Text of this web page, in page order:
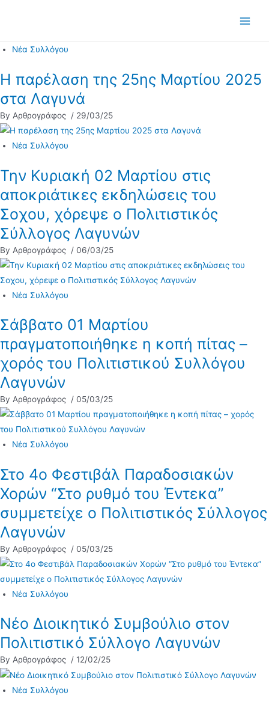
Νέα Συλλόγου
Η παρέλαση της 25ης Μαρτίου 2025
στα Λαγυνά
By Αρθρογράφος / 29/03/25
Νέα Συλλόγου
Την Κυριακή 02 Μαρτίου στις
αποκριάτικες εκδηλώσεις του
Σοχου, χόρεψε ο Πολιτιστικός
Σύλλογος Λαγυνών
By Αρθρογράφος / 06/03/25
Νέα Συλλόγου
Σάββατο 01 Μαρτίου
πραγματοποιήθηκε η κοπή πίτας –
χορός του Πολιτιστικού Συλλόγου
Λαγυνών
By Αρθρογράφος / 05/03/25
Νέα Συλλόγου
Στο 4ο Φεστιβάλ Παραδοσιακών
Χορών “Στο ρυθμό του Έντεκα”
συμμετείχε ο Πολιτιστικός Σύλλογος
Λαγυνών
By Αρθρογράφος / 05/03/25
Νέα Συλλόγου
Νέο Διοικητικό Συμβούλιο στον
Πολιτιστικό Σύλλογο Λαγυνών
By Αρθρογράφος / 12/02/25
Νέα Συλλόγου